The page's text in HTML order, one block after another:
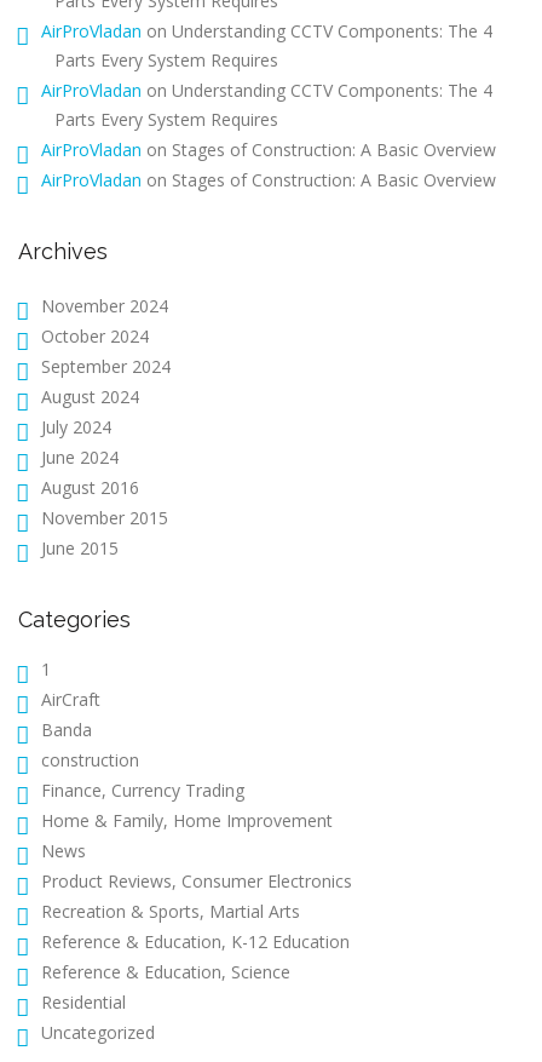
AirProVladan on Understanding CCTV Components: The 4
Parts Every System Requires
AirProVladan on Understanding CCTV Components: The 4
Parts Every System Requires
AirProVladan on Stages of Construction: A Basic Overview
AirProVladan on Stages of Construction: A Basic Overview
Archives
November 2024
October 2024
September 2024
August 2024
July 2024
June 2024
August 2016
November 2015
June 2015
Categories
1
AirCraft
Banda
construction
Finance, Currency Trading
Home & Family, Home Improvement
News
Product Reviews, Consumer Electronics
Recreation & Sports, Martial Arts
Reference & Education, K-12 Education
Reference & Education, Science
Residential
Uncategorized